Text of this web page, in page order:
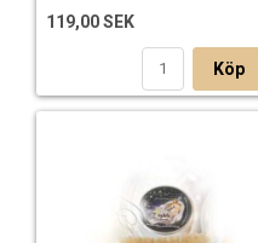
119,00 SEK
Köp